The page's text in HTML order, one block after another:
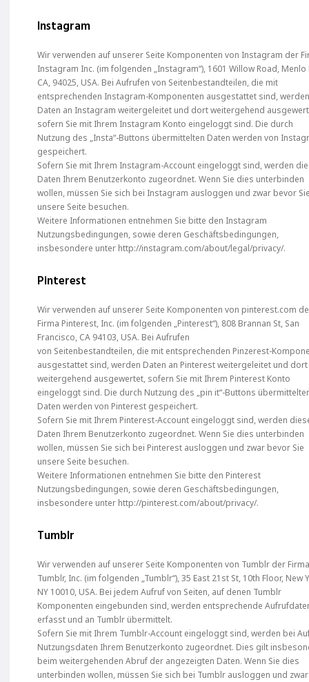
Instagram
Wir verwenden auf unserer Seite Komponenten von Instagram der
Instagram Inc. (im folgenden „Instagram“), 1601 Willow Road, Menlo
CA, 94025, USA. Bei Aufrufen von Seitenbestandteilen, die mit
entsprechenden Instagram-Komponenten ausgestattet sind,
Daten an Instagram weitergeleitet und dort weitergehend
sofern Sie mit Ihrem Instagram Konto eingeloggt sind. Die durch
Nutzung des „Insta“-Buttons übermittelten Daten werden von
gespeichert.
Sofern Sie mit Ihrem Instagram-Account eingeloggt sind, werden
Daten Ihrem Benutzerkonto zugeordnet. Wenn Sie dies unterbinden
wollen, müssen Sie sich bei Instagram ausloggen und zwar bevor
unsere Seite besuchen.
Weitere Informationen entnehmen Sie bitte den Instagram
Nutzungsbedingungen, sowie deren Geschäftsbedingungen,
insbesondere unter http://instagram.com/about/legal/privacy/.
Pinterest
Wir verwenden auf unserer Seite Komponenten von pinterest.com
Firma Pinterest, Inc. (im folgenden „Pinterest“), 808 Brannan St, San
Francisco, CA 94103, USA. Bei Aufrufen
von Seitenbestandteilen, die mit entsprechenden Pinzerest-
ausgestattet sind, werden Daten an Pinterest weitergeleitet und dort
weitergehend ausgewertet, sofern Sie mit Ihrem Pinterest Konto
eingeloggt sind. Die durch Nutzung des „pin it“-Buttons
Daten werden von Pinterest gespeichert.
Sofern Sie mit Ihrem Pinterest-Account eingeloggt sind, werden
Daten Ihrem Benutzerkonto zugeordnet. Wenn Sie dies unterbinden
wollen, müssen Sie sich bei Pinterest ausloggen und zwar bevor Sie
unsere Seite besuchen.
Weitere Informationen entnehmen Sie bitte den Pinterest
Nutzungsbedingungen, sowie deren Geschäftsbedingungen,
insbesondere unter http://pinterest.com/about/privacy/.
Tumblr
Wir verwenden auf unserer Seite Komponenten von Tumblr der
Tumblr, Inc. (im folgenden „Tumblr“), 35 East 21st St, 10th Floor, New
NY 10010, USA. Bei jedem Aufruf von Seiten, auf denen Tumblr
Komponenten eingebunden sind, werden entsprechende
erfasst und an Tumblr übermittelt.
Sofern Sie mit Ihrem Tumblr-Account eingeloggt sind, werden bei
Nutzungsdaten Ihrem Benutzerkonto zugeordnet. Dies gilt
beim weitergehenden Abruf der angezeigten Daten. Wenn Sie dies
unterbinden wollen, müssen Sie sich bei Tumblr ausloggen und zwar